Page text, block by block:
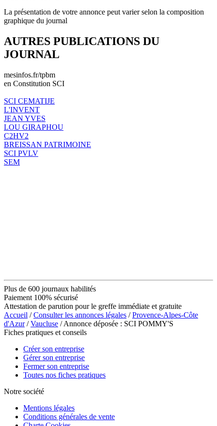
La présentation de votre annonce peut varier selon la composition
graphique du journal
AUTRES PUBLICATIONS DU
JOURNAL
mesinfos.fr/tpbm
en Constitution SCI
SCI CEMATIJE
L'INVENT
JEAN YVES
LOU GIRAPHOU
C2HV2
BREISSAN PATRIMOINE
SCI PVLV
SEM
Plus de 600 journaux habilités
Paiement 100% sécurisé
Attestation de parution pour le greffe immédiate et gratuite
Accueil /Consulter les annonces légales /Provence-Alpes-Côte
d'Azur/Vaucluse / Annonce déposée : SCI POMMY'S
Fiches pratiques et conseils
Créer son entreprise
Gérer son entreprise
Fermer son entreprise
Toutes nos fiches pratiques
Notre société
Mentions légales
Conditions générales de vente